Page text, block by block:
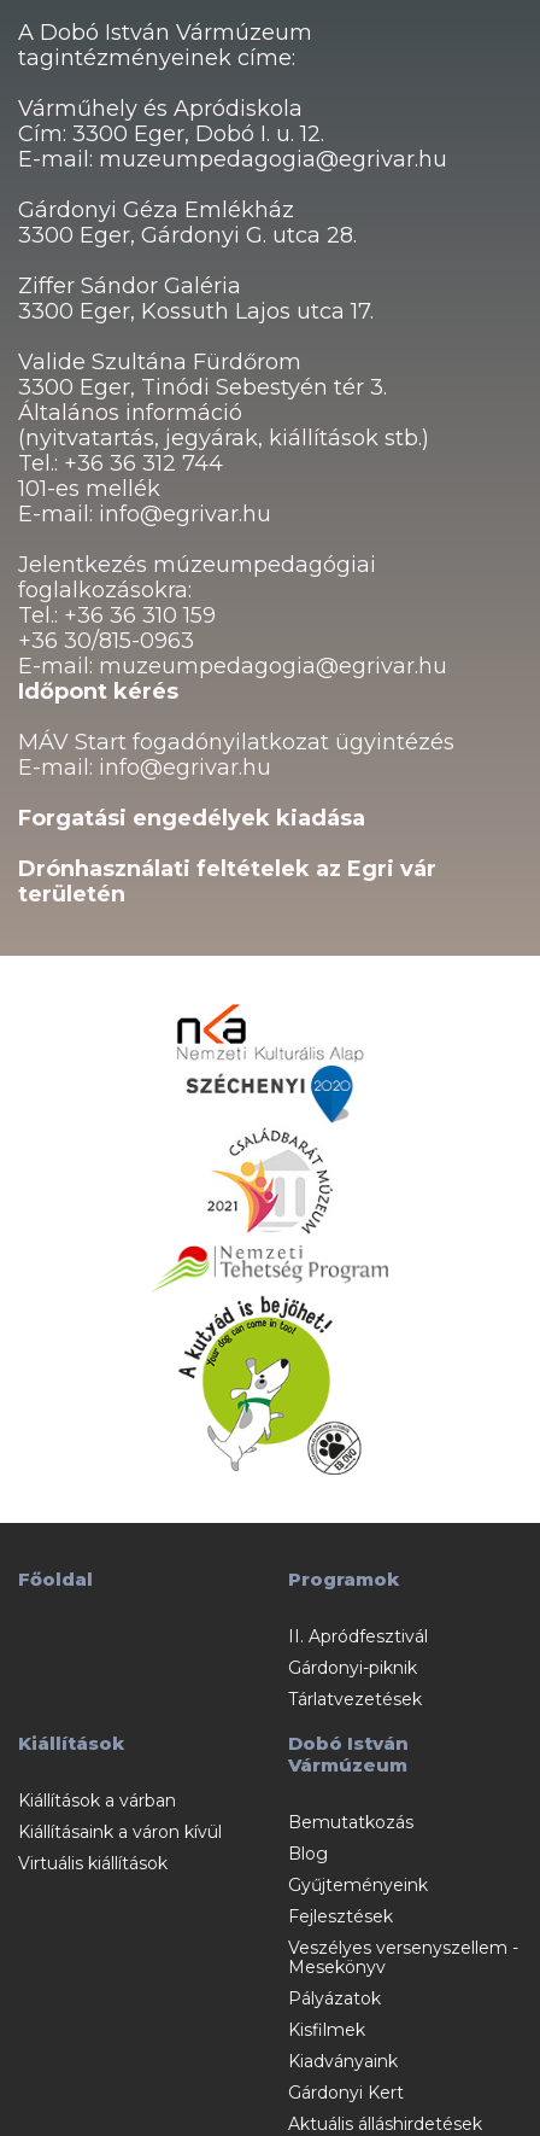
A Dobó István Vármúzeum
tagintézményeinek címe:
Várműhely és Apródiskola
Cím: 3300 Eger, Dobó I. u. 12.
E-mail: muzeumpedagogia@egrivar.hu
Gárdonyi Géza Emlékház
3300 Eger, Gárdonyi G. utca 28.
Ziffer Sándor Galéria
3300 Eger, Kossuth Lajos utca 17.
Valide Szultána Fürdőrom
3300 Eger, Tinódi Sebestyén tér 3.
Általános információ
(nyitvatartás, jegyárak, kiállítások stb.)
Tel.: +36 36 312 744
101-es mellék
E-mail: info@egrivar.hu
Jelentkezés múzeumpedagógiai
foglalkozásokra:
Tel.: +36 36 310 159
+36 30/815-0963
E-mail: muzeumpedagogia@egrivar.hu
Időpont kérés
MÁV Start fogadónyilatkozat ügyintézés
E-mail: info@egrivar.hu
Forgatási engedélyek kiadása
Drónhasználati feltételek az Egri vár
területén
Főoldal Programok
II. Apródfesztivál
Gárdonyi-piknik
Tárlatvezetések
Kiállítások
Kiállítások a várban
Kiállításaink a váron kívül
Virtuális kiállítások
Dobó István
Vármúzeum
Bemutatkozás
Blog
Gyűjteményeink
Fejlesztések
Veszélyes versenyszellem -
Mesekönyv
Pályázatok
Kisfilmek
Kiadványaink
Gárdonyi Kert
Aktuális álláshirdetések